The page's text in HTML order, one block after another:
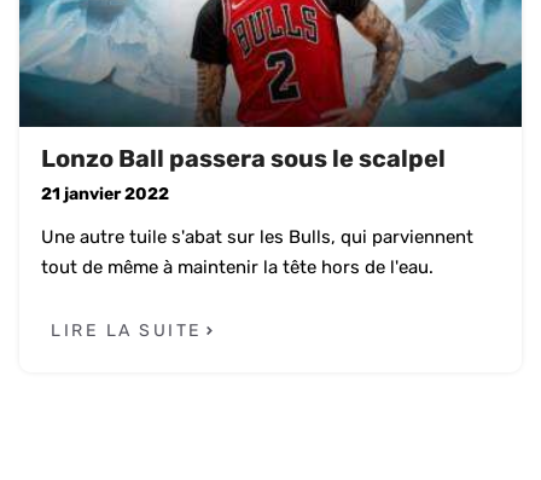
Lonzo Ball passera sous le scalpel
21 janvier 2022
Une autre tuile s'abat sur les Bulls, qui parviennent
tout de même à maintenir la tête hors de l'eau.
LIRE LA SUITE